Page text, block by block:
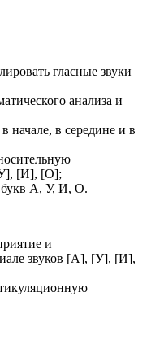
гласные звуки
анализа и
начале, в середине и в
[И], [О];
букв А, У, И, О.
и
звуков [А], [У], [И],